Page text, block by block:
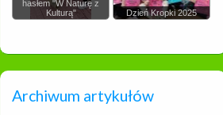
hasłem "W Naturę z
Kulturą"
Dzień Kropki 2025
Archiwum artykułów